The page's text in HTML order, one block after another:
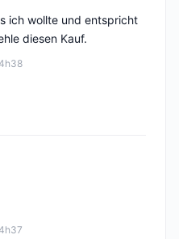
ich wollte und entspricht
diesen Kauf.